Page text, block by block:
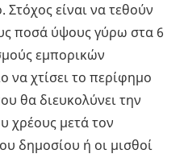
Στόχος είναι να τεθούν
ποσά ύψους γύρω στα 6
εμπορικών
να χτίσει το περίφημο
θα διευκολύνει την
χρέους μετά τον
δημοσίου ή οι μισθοί